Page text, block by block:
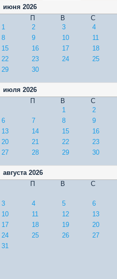
июня 2026
П
В С
1
2 3 4
8
9 10 11
15
16 17 18
22
23 24 25
29
30
июля 2026
П
В С
1
2
6
7 8 9
13
14 15 16
20
21 22 23
27
28 29 30
августа 2026
П
В С
3
4 5 6
10
11 12 13
17
18 19 20
24
25 26 27
31